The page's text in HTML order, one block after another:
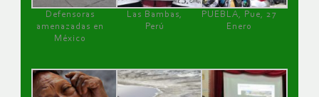
Defensoras
amenazadas en
México
Las Bambas,
Perú
PUEBLA, Pue, 27
Enero